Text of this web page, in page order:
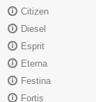
Citizen
Diesel
Esprit
Eterna
Festina
Fortis